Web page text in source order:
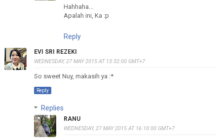
Hahhaha...
Apalah ini, Ka :p
Reply
EVI SRI REZEKI
WEDNESDAY, 27 MAY 2015 AT 13:32:00 GMT+7
So sweet Nuy, makasih ya :*
Reply
Replies
RANU
WEDNESDAY, 27 MAY 2015 AT 16:10:00 GMT+7